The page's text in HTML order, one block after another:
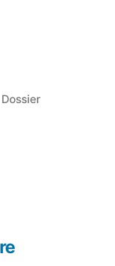
Publié
Dossier
: